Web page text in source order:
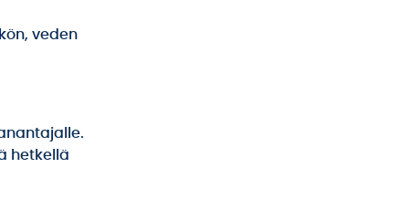
veden
hetkellä